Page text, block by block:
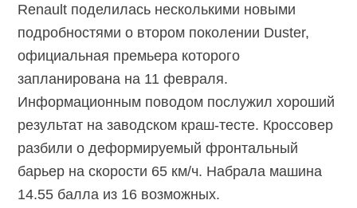
Renault поделилась несколькими новыми
подробностями о втором поколении Duster,
официальная премьера которого
запланирована на 11 февраля.
Информационным поводом послужил хороший
результат на заводском краш-тесте. Кроссовер
разбили о деформируемый фронтальный
барьер на скорости 65 км/ч. Набрала машина
14.55 балла из 16 возможных.